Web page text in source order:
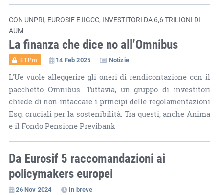
CON UNPRI, EUROSIF E IIGCC, INVESTITORI DA 6,6 TRILIONI DI
AUM
La finanza che dice no all’Omnibus
ET.Pro 14 Feb 2025 Notizie
L'Ue vuole alleggerire gli oneri di rendicontazione con il
pacchetto Omnibus. Tuttavia, un gruppo di investitori
chiede di non intaccare i principi delle regolamentazioni
Esg, cruciali per la sostenibilità. Tra questi, anche Anima
e il Fondo Pensione Previbank
Da Eurosif 5 raccomandazioni ai
policymakers europei
26 Nov 2024 In breve